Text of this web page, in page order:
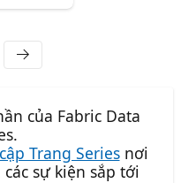
của Fabric Data
Trang Seriesnơi
sự kiện sắp tới